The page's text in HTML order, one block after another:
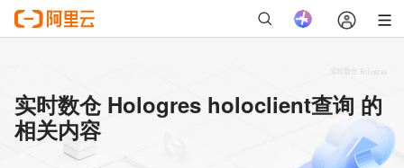
实时数仓 Hologres holoclient查询 的
相关内容